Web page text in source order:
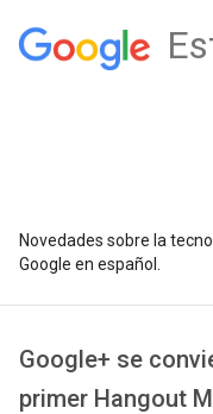
Novedades sobre la
Google en español.
Google+ se
primer Hangout